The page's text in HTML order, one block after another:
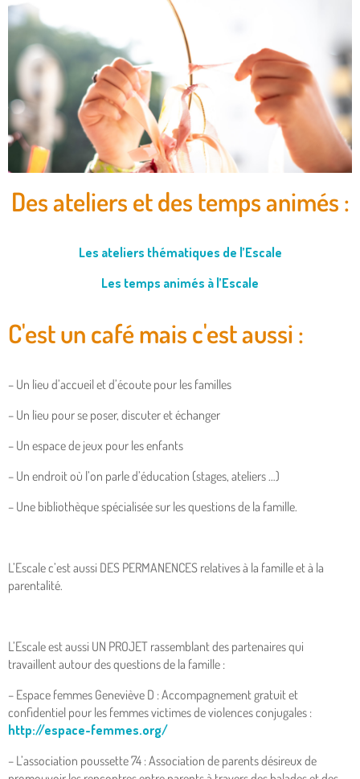
Un lieu unique pour
partager
Des ateliers et des temps animés :
Les ateliers thématiques de l’Escale
Les temps animés à l’Escale
C'est un café mais c'est aussi :
– Un lieu d’accueil et d’écoute pour les familles
– Un lieu pour se poser, discuter et échanger
– Un espace de jeux pour les enfants
– Un endroit où l’on parle d’éducation (stages, ateliers …)
– Une bibliothèque spécialisée sur les questions de la famille.
L’Escale c’est aussi DES PERMANENCES relatives à la famille et à la
parentalité.
L’Escale est aussi UN PROJET rassemblant des partenaires qui
travaillent autour des questions de la famille :
– Espace femmes Geneviève D : Accompagnement gratuit et
confidentiel pour les femmes victimes de violences conjugales :
http://espace-femmes.org/
– L’association poussette 74 : Association de parents désireux de